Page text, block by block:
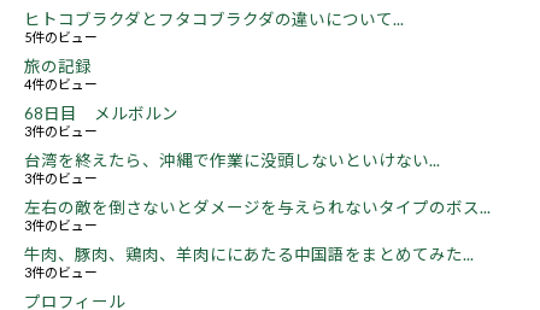
ヒトコブラクダとフタコブラクダの違いについて...
5件のビュー
旅の記録
4件のビュー
68日目 メルボルン
3件のビュー
台湾を終えたら、沖縄で作業に没頭しないといけない...
3件のビュー
左右の敵を倒さないとダメージを与えられないタイプのボス...
3件のビュー
牛肉、豚肉、鶏肉、羊肉ににあたる中国語をまとめてみた...
3件のビュー
プロフィール